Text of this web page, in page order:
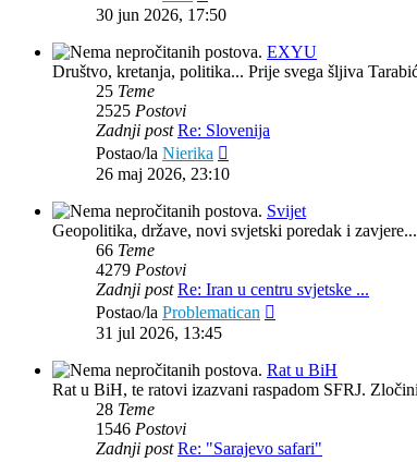
post
30 jun 2026, 17:50
EXYU
Društvo, kretanja, politika... Prije svega šljiva
25 Teme
2525 Postovi
Zadnji post Re: Slovenija
Postao/la Nierika
post
26 maj 2026, 23:10
Svijet
Geopolitika, države, novi svjetski poredak i zavjere...
66 Teme
4279 Postovi
Zadnji post Re: Iran u centru svjetske ...
Postao/la Problematican
31 jul 2026, 13:45
Rat u BiH
Rat u BiH, te ratovi izazvani raspadom SFRJ.
28 Teme
1546 Postovi
Zadnji post Re: "Sarajevo safari"